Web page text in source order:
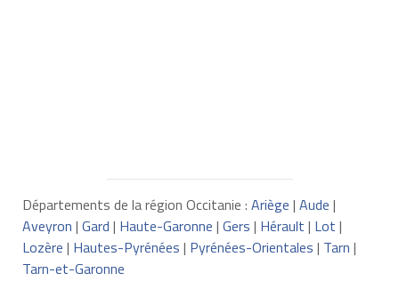
Départements de la région Occitanie : Ariège | Aude |
Aveyron | Gard | Haute-Garonne | Gers | Hérault | Lot |
Lozère | Hautes-Pyrénées | Pyrénées-Orientales | Tarn |
Tarn-et-Garonne